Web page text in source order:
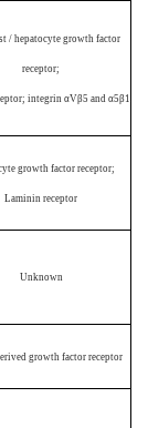
/ hepatocyte growth factor
receptor;
integrin αVβ5 and α5β1
growth factor receptor;
Laminin receptor
Unknown
growth factor receptor